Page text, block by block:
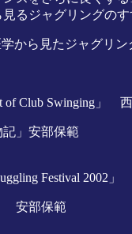
るジャグリングのす
学から見たジャグリ
of Club Swinging」
」安部保範
Juggling Festival 2002
安部保範